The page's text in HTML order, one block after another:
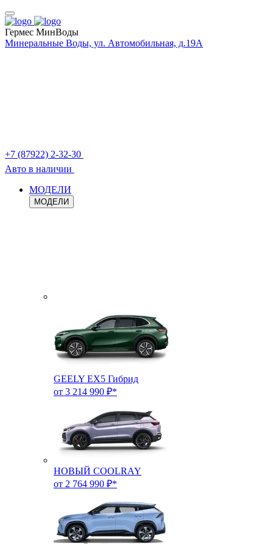
Гермес МинВоды
Минеральные Воды, ул. Автомобильная, д.19А
+7 (87922) 2-32-30
Авто в наличии
МОДЕЛИ
МОДЕЛИ
GEELY EX5 Гибрид
от 3 214 990 ₽*
НОВЫЙ COOLRAY
от 2 764 990 ₽*